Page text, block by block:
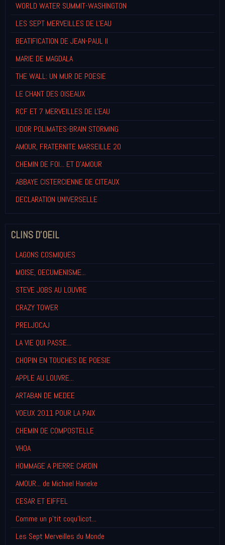
WORLD WATER SUMMIT-WASHINGTON
LES SEPT MERVEILLES DE L'EAU
BEATIFICATION DE JEAN-PAUL II
MARIE DE MAGDALA
THE WALL: UN MUR DE POESIE
LE CHANT DES OISEAUX
RCF ET 7 MERVEILLES DE L'EAU
UDOR POLIMATES-BRAIN STORMING
AMOUR, FRATERNITE MARSEILLE 20
CHEMIN DE FOI... ET D'AMOUR
ABBAYE CISTERCIENNE DE CITEAUX
DECLARATION UNIVERSELLE
CLINS D'OEIL
LAGONS COSMIQUES
MOISE, OECUMENISME...
STEVE JOBS AU LOUVRE
CRAZY TOWER
PRELJOCAJ
LA VIE QUI PASSE...
CHOPIN EN TOUCHES DE POESIE
APPLE AU LOUVRE...
ARTABAN DE MEDEE
VOEUX 2011 POUR LA PAIX
CHEMIN DE COMPOSTELLE
VHOA
HOMMAGE A PIERRE CARDIN
AMOUR... de Michael Haneke
CESAR ET EIFFEL
Comme un p'tit coqu'licot...
Les Sept Merveilles du Monde